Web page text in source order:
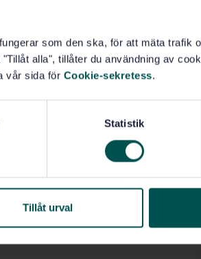
som den ska, för att mäta trafik
alla", tillåter du användning av
vår sida för Cookie-sekretess.
Statistik
Tillåt urval